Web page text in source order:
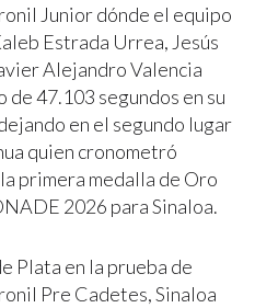
Junior dónde el equipo
Estrada Urrea, Jesús
Alejandro Valencia
47.103 segundos en su
en el segundo lugar
quien cronometró
primera medalla de Oro
2026 para Sinaloa.
Plata en la prueba de
Pre Cadetes, Sinaloa